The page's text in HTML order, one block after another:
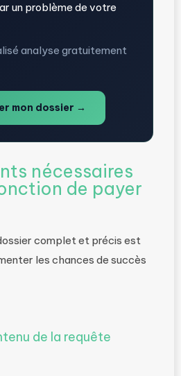
un problème de votre
analyse gratuitement
mon dossier →
nécessaires
de payer
complet et précis est
les chances de succès
de la requête